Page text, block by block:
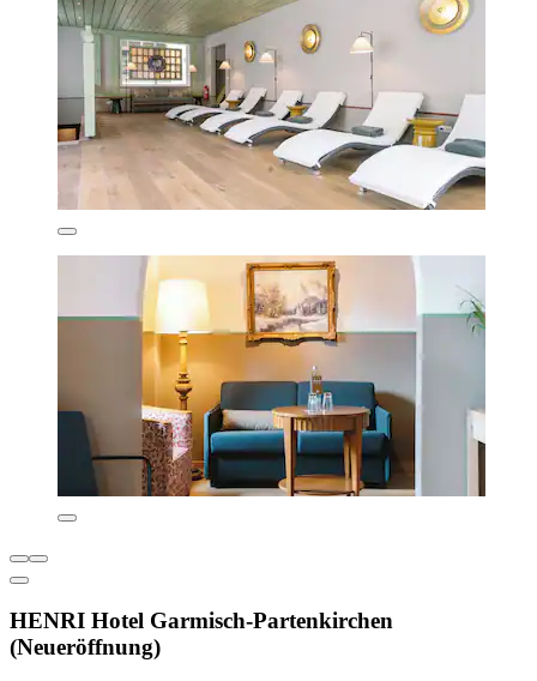
HENRI Hotel Garmisch-Partenkirchen
(Neueröffnung)